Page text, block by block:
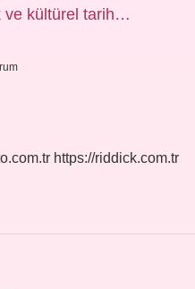
ve kültürel tarih…
https://riddick.com.tr